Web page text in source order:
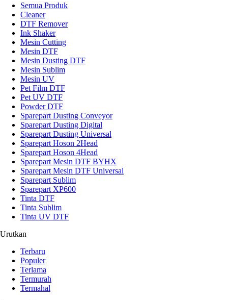
Semua Produk
Cleaner
DTF Remover
Ink Shaker
Mesin Cutting
Mesin DTF
Mesin Dusting DTF
Mesin Sublim
Mesin UV
Pet Film DTF
Pet UV DTF
Powder DTF
Sparepart Dusting Conveyor
Sparepart Dusting Digital
Sparepart Dusting Universal
Sparepart Hoson 2Head
Sparepart Hoson 4Head
Sparepart Mesin DTF BYHX
Sparepart Mesin DTF Universal
Sparepart Sublim
Sparepart XP600
Tinta DTF
Tinta Sublim
Tinta UV DTF
Urutkan
Terbaru
Populer
Terlama
Termurah
Termahal